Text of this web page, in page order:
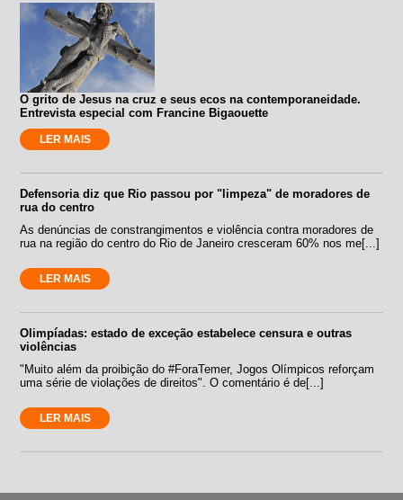
O grito de Jesus na cruz e seus ecos na contemporaneidade.
Entrevista especial com Francine Bigaouette
LER MAIS
Defensoria diz que Rio passou por "limpeza" de moradores de
rua do centro
As denúncias de constrangimentos e violência contra moradores de
rua na região do centro do Rio de Janeiro cresceram 60% nos me[...]
LER MAIS
Olimpíadas: estado de exceção estabelece censura e outras
violências
"Muito além da proibição do #ForaTemer, Jogos Olímpicos reforçam
uma série de violações de direitos". O comentário é de[...]
LER MAIS